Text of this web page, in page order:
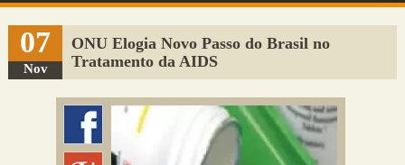
Sugerir Link
Adicionar Blog
Colmeia Exchange
07
Nov
ONU Elogia Novo Passo do Brasil no
Tratamento da AIDS